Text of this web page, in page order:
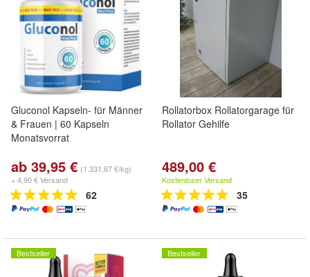
Gluconol Kapseln- für Männer
& Frauen | 60 Kapseln
Monatsvorrat
ab 39,95 € (1.331,67 €/kg)
+ 4,90 € Versand
62
Rollatorbox Rollatorgarage für
Rollator Gehilfe
489,00 €
Kostenloser Versand
35
Bestseller Bestseller